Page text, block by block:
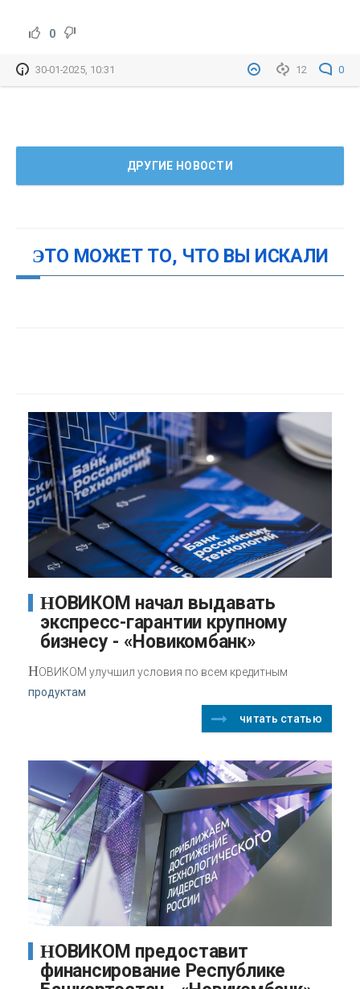
0
12 0
30-01-2025, 10:31
ДРУГИЕ НОВОСТИ
ЭТО МОЖЕТ ТО, ЧТО ВЫ ИСКАЛИ
НОВИКОМ начал выдавать
экспресс-гарантии крупному
бизнесу - «Новикомбанк»
НОВИКОМ улучшил условия по всем кредитным
продуктам
читать статью
НОВИКОМ предоставит
финансирование Республике